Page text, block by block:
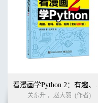
关东升 ，赵大羽 (作者)